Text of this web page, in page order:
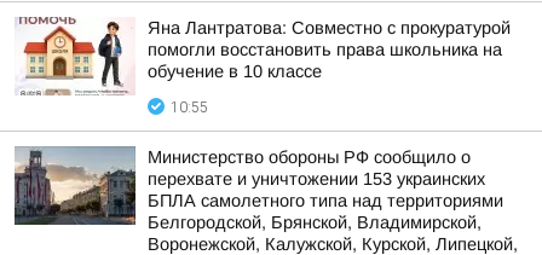
Яна Лантратова: Совместно с прокуратурой
помогли восстановить права школьника на
обучение в 10 классе
10:55
Министерство обороны РФ сообщило о
перехвате и уничтожении 153 украинских
БПЛА самолетного типа над территориями
Белгородской, Брянской, Владимирской,
Воронежской, Калужской, Курской, Липецкой,